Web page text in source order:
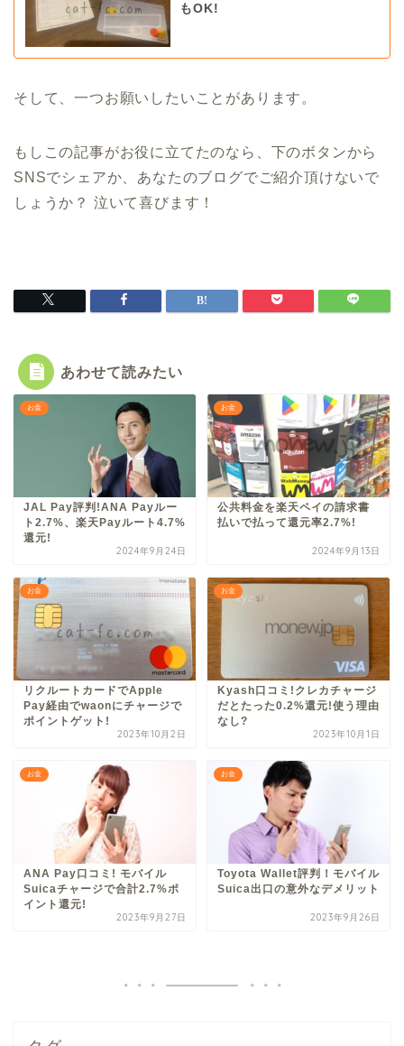
もOK!
そして、一つお願いしたいことがあります。
もしこの記事がお役に立てたのなら、下のボタンから
SNSでシェアか、あなたのブログでご紹介頂けないで
しょうか？ 泣いて喜びます！
あわせて読みたい
お金
JAL Pay評判!ANA Payルー
ト2.7%、楽天Payルート4.7%
還元!
2024年9月24日
お金
公共料金を楽天ペイの請求書
払いで払って還元率2.7%!
2024年9月13日
お金
リクルートカードでApple
Pay経由でwaonにチャージで
ポイントゲット!
2023年10月2日
お金
Kyash口コミ!クレカチャージ
だとたった0.2%還元!使う理由
なし?
2023年10月1日
お金
ANA Pay口コミ! モバイル
Suicaチャージで合計2.7%ポ
イント還元!
2023年9月27日
お金
Toyota Wallet評判！モバイル
Suica出口の意外なデメリット
2023年9月26日